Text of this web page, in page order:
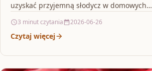
uzyskać przyjemną słodycz w domowych…
3 minut czytania 2026-06-26
Czytaj więcej